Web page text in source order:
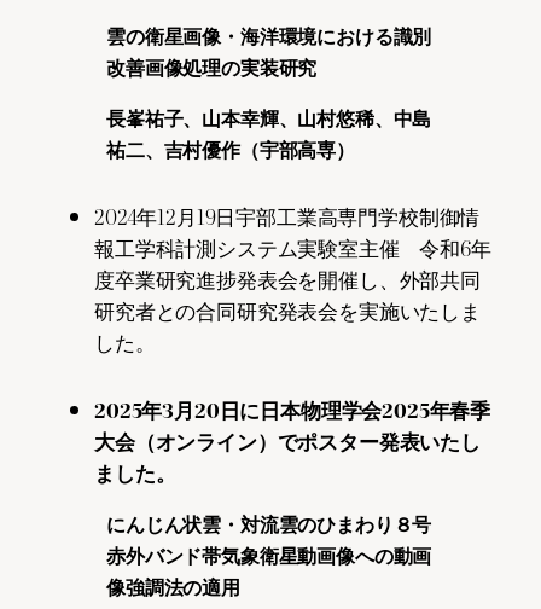
雲の衛星画像・海洋環境における識別
改善画像処理の実装研究
長峯祐子、山本幸輝、山村悠稀、中島
祐二、吉村優作（宇部高専）
2024年12月19日宇部工業高専門学校制御情
報工学科計測システム実験室主催 令和6年
度卒業研究進捗発表会を開催し、外部共同
研究者との合同研究発表会を実施いたしま
した。
2025年3月20日に日本物理学会2025年春季
大会（オンライン）でポスター発表いたし
ました。
にんじん状雲・対流雲のひまわり８号
赤外バンド帯気象衛星動画像への動画
像強調法の適用